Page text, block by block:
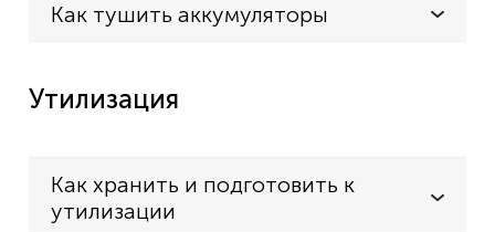
Как тушить аккумуляторы
Утилизация
Как хранить и подготовить к
утилизации